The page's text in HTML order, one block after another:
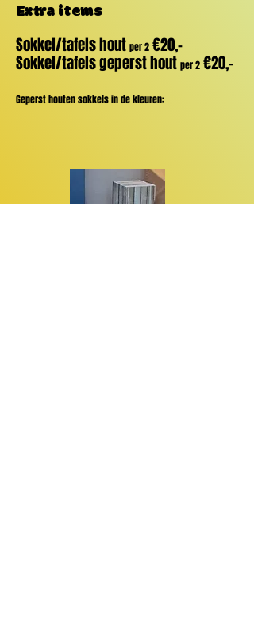
Extra items
Sokkel/tafels hout per 2 €20,-
Sokkel/tafels geperst hout per 2 €20,-
Geperst houten sokkels in de kleuren: